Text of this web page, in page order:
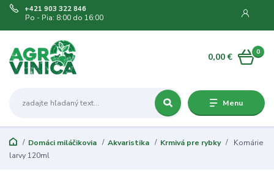
Menu
+421 903 322 846
Po - Pia: 8:00 do 16:00
0
0,00 €
Domáci miláčikovia Akvaristika Krmivá pre rybky
Komárie
larvy 120ml